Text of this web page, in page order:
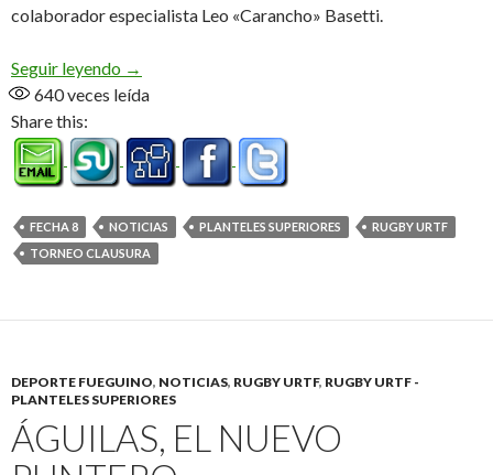
colaborador especialista Leo «Carancho» Basetti.
Seguir leyendo Reaccionó a tiempo
→
640veces leída
Share this:
FECHA 8 NOTICIAS PLANTELES SUPERIORES
RUGBY URTF
TORNEO CLAUSURA
DEPORTE FUEGUINO, NOTICIAS, RUGBY URTF, RUGBY URTF -
PLANTELES SUPERIORES
ÁGUILAS, EL NUEVO